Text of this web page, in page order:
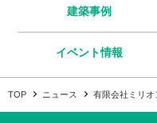
建築事例
イベント情報
TOP ニュース 有限会社ミリオ